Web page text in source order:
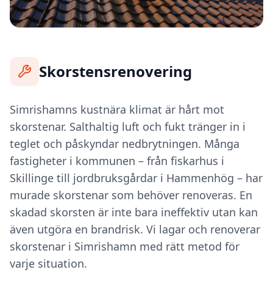
Skorstensrenovering
Simrishamns kustnära klimat är hårt mot
skorstenar. Salthaltig luft och fukt tränger in i
teglet och påskyndar nedbrytningen. Många
fastigheter i kommunen – från fiskarhus i
Skillinge till jordbruksgårdar i Hammenhög – har
murade skorstenar som behöver renoveras. En
skadad skorsten är inte bara ineffektiv utan kan
även utgöra en brandrisk. Vi lagar och renoverar
skorstenar i Simrishamn med rätt metod för
varje situation.